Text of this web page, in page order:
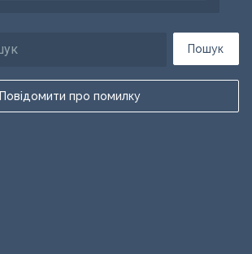
Пошук
Повідомити про помилку